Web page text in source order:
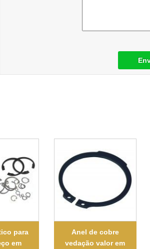
para
em
Anel de cobre
vedação valor em